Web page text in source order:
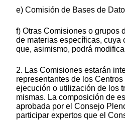
e) Comisión de Bases de
f) Otras Comisiones o grupos
de materias específicas, cuya
que, asimismo, podrá
2. Las Comisiones estarán
representantes de los
ejecución o utilización de los
mismas. La composición de
aprobada por el Consejo
participar expertos que el